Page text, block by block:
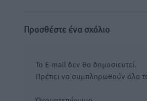
Προσθέστε ένα σχόλιο
Το E-mail δεν θα δημοσιευτεί.
Πρέπει να συμπληρωθούν όλα